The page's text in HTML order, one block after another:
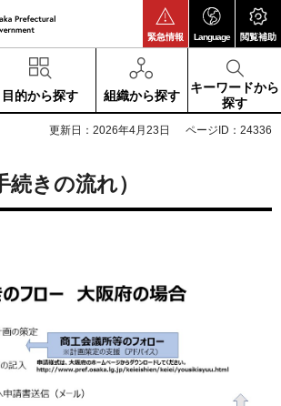
緊急情報 Language 閲覧補助
目的から探す 組織から探す
キーワードから
探す
更新日：2026年4月23日 ページID：24336
きの流れ）